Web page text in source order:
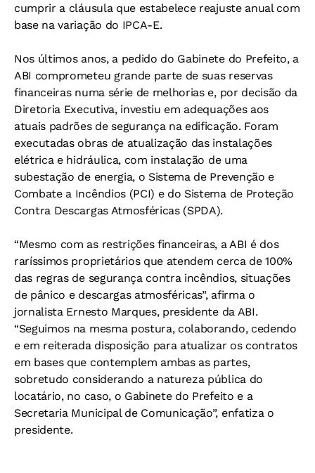
cumprir a cláusula que estabelece reajuste anual com
base na variação do IPCA-E.
Nos últimos anos, a pedido do Gabinete do Prefeito, a
ABI comprometeu grande parte de suas reservas
financeiras numa série de melhorias e, por decisão da
Diretoria Executiva, investiu em adequações aos
atuais padrões de segurança na edificação. Foram
executadas obras de atualização das instalações
elétrica e hidráulica, com instalação de uma
subestação de energia, o Sistema de Prevenção e
Combate a Incêndios (PCI) e do Sistema de Proteção
Contra Descargas Atmosféricas (SPDA).
“Mesmo com as restrições financeiras, a ABI é dos
raríssimos proprietários que atendem cerca de 100%
das regras de segurança contra incêndios, situações
de pânico e descargas atmosféricas”, afirma o
jornalista Ernesto Marques, presidente da ABI.
“Seguimos na mesma postura, colaborando, cedendo
e em reiterada disposição para atualizar os contratos
em bases que contemplem ambas as partes,
sobretudo considerando a natureza pública do
locatário, no caso, o Gabinete do Prefeito e a
Secretaria Municipal de Comunicação”, enfatiza o
presidente.